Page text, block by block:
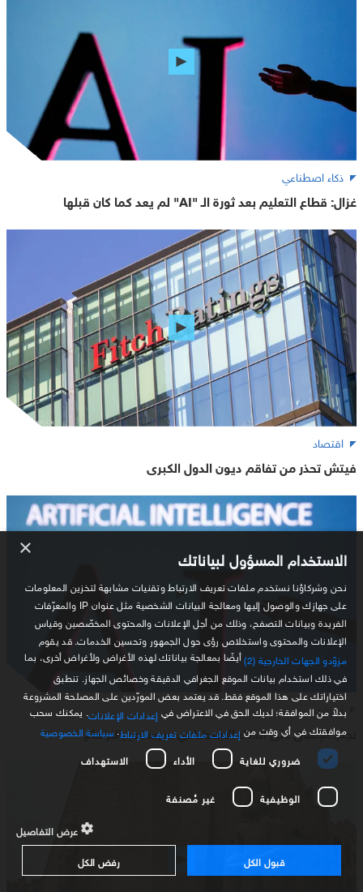
ذكاء اصطناعي
غزال: قطاع التعليم بعد ثورة الـ "AI" لم يعد كما كان قبلها
اقتصاد
فيتش تحذر من تفاقم ديون الدول الكبرى
أسواق
نجم: الإنفاق على الذكاء الاصطناعي سيستمر بالارتفاع
× الاستخدام المسؤول لبياناتك
نحن وشركاؤنا نستخدم ملفات تعريف الارتباط وتقنيات مشابهة لتخزين المعلومات
على جهازك والوصول إليها ومعالجة البيانات الشخصية مثل عنوان IP والمعرّفات
الفريدة وبيانات التصفح، وذلك من أجل الإعلانات والمحتوى المخصّصين وقياس
الإعلانات والمحتوى واستخلاص رؤى حول الجمهور وتحسين الخدمات. قد يقوم
مزوّدو الجهات الخارجية (2)
أيضًا بمعالجة بياناتك لهذه الأغراض ولأغراض أخرى، بما
في ذلك استخدام بيانات الموقع الجغرافي الدقيقة وخصائص الجهاز. تنطبق
اختياراتك على هذا الموقع فقط. قد يعتمد بعض المورّدين على المصلحة المشروعة
بدلاً من الموافقة؛ لديك الحق في الاعتراض في إعدادات الإعلانات . يمكنك سحب
موافقتك في أي وقت من إعدادات ملفات تعريف الارتباط سياسة الخصوصية
ضروري للغاية
الأداء الاستهداف
الوظيفية غير مُصنفة
عرض التفاصيل
قبول الكل
رفض الكل